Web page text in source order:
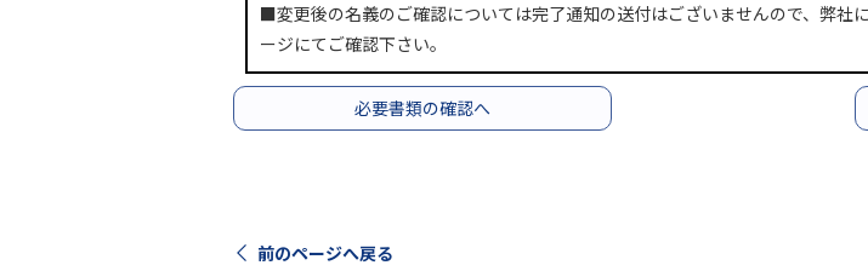
■変更後の名義のご確認については完了通知の送付はございませんので、弊社
ージにてご確認下さい。
必要書類の確認へ
前のページへ戻る